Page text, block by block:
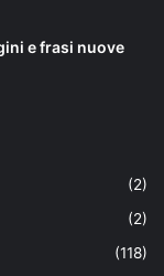
e frasi nuove
(2)
(2)
(118)